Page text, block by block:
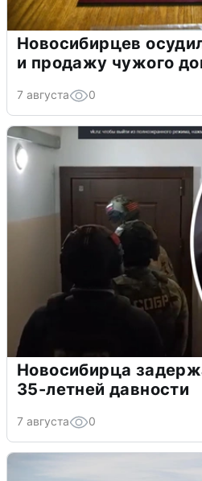
Новосибирцев
и продажу чужого
7 августа 0
Новосибирца
35-летней давности
7 августа 0